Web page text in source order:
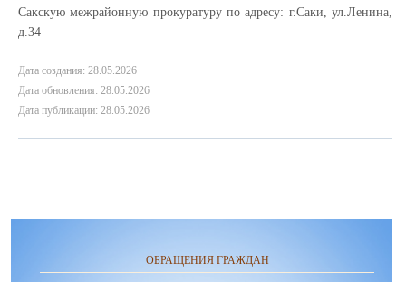
Сакскую межрайонную прокуратуру по адресу: г.Саки, ул.Ленина,
д.34
Дата создания: 28.05.2026
Дата обновления: 28.05.2026
Дата публикации: 28.05.2026
ОБРАЩЕНИЯ ГРАЖДАН